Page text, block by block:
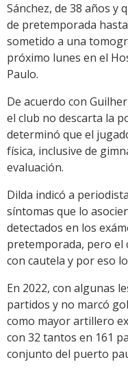
Sánchez, de 38 años y
de pretemporada
sometido a una
próximo lunes en el
Paulo.
De acuerdo con
el club no descarta la
determinó que el
física, inclusive de
evaluación.
Dilda indicó a
síntomas que lo
detectados en los
pretemporada, pero el
con cautela y por eso
En 2022, con algunas
partidos y no marcó
como mayor artillero
con 32 tantos en 161
conjunto del puerto